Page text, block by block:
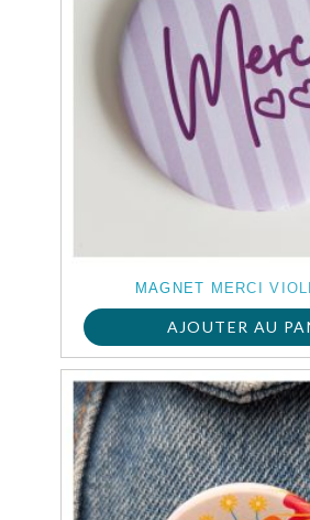
MAGNET MERCI
AJOUTER AU